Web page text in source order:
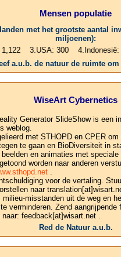
Mensen populatie
met het grootste aantal
miljoenen):
3.USA: 300 4.Indonesië: 225
a.u.b. de natuur de ruimte om
WiseArt Cybernetics
Generator SlideShow is een
weblog.
met STHOPD en CPER om
te gaan en BioDiversiteit in
en animaties met
worden naar anderen
.
voor de vertaling.
naar
milieu-misstanden uit de weg en
verminderen. Zend aangrijpende
naar: feedback[at]wisart.net .
Red de Natuur a.u.b.